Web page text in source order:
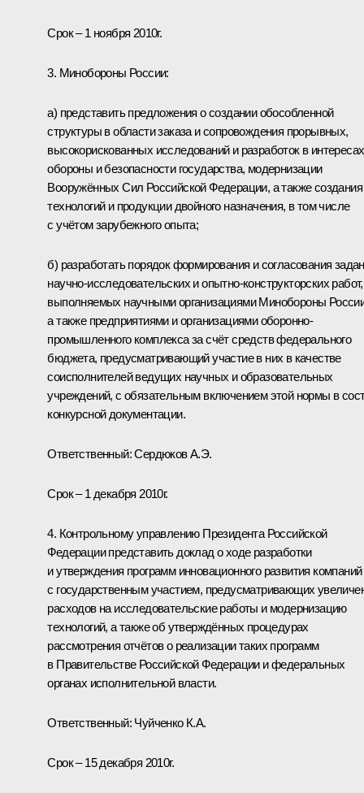
Срок – 1 ноября 2010г.
3. Минобороны России:
а) представить предложения о создании обособленной
структуры в области заказа и сопровождения прорывных,
высокорискованных исследований и разработок в интересах
обороны и безопасности государства, модернизации
Вооружённых Сил Российской Федерации, а также создания
технологий и продукции двойного назначения, в том числе
с учётом зарубежного опыта;
б) разработать порядок формирования и согласования
научно-исследовательских и опытно-конструкторских работ,
выполняемых научными организациями Минобороны
а также предприятиями и организациями оборонно-
промышленного комплекса за счёт средств федерального
бюджета, предусматривающий участие в них в качестве
соисполнителей ведущих научных и образовательных
учреждений, с обязательным включением этой нормы в
конкурсной документации.
Ответственный: Сердюков А.Э.
Срок – 1 декабря 2010г.
4. Контрольному управлению Президента Российской
Федерации представить доклад о ходе разработки
и утверждения программ инновационного развития компаний
с государственным участием, предусматривающих
расходов на исследовательские работы и модернизацию
технологий, а также об утверждённых процедурах
рассмотрения отчётов о реализации таких программ
в Правительстве Российской Федерации и федеральных
органах исполнительной власти.
Ответственный: Чуйченко К.А.
Срок – 15 декабря 2010г.